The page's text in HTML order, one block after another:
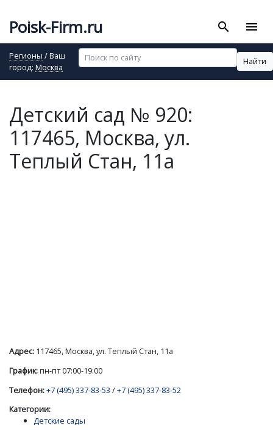
Poisk-Firm.ru search menu
Регионы / Ваш
город: Москва
Найти
Детский сад № 920:
117465, Москва, ул.
Теплый Стан, 11а
Адрес: 117465, Москва, ул. Теплый Стан, 11а
График:пн-пт 07:00-19:00
Телефон:+7 (495) 337-83-53 /+7 (495) 337-83-52
Категории:
Детские сады